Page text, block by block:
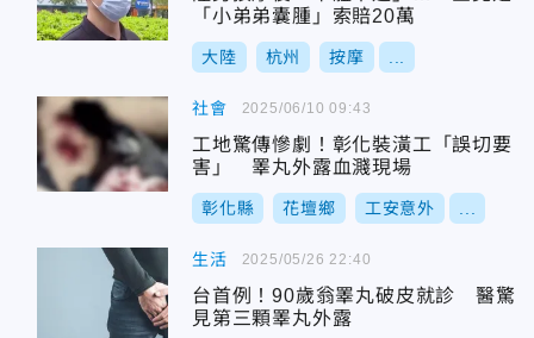
「小弟弟囊腫」索賠20萬
大陸 杭州 按摩
社會
工地驚傳慘劇！彰化裝潢工「誤切要
害」 睪丸外露血濺現場
彰化縣 花壇鄉 工安意外
2025/06/10 09:43
生活
台首例！90歲翁睪丸破皮就診 醫驚
見第三顆睪丸外露
2025/05/26 22:40